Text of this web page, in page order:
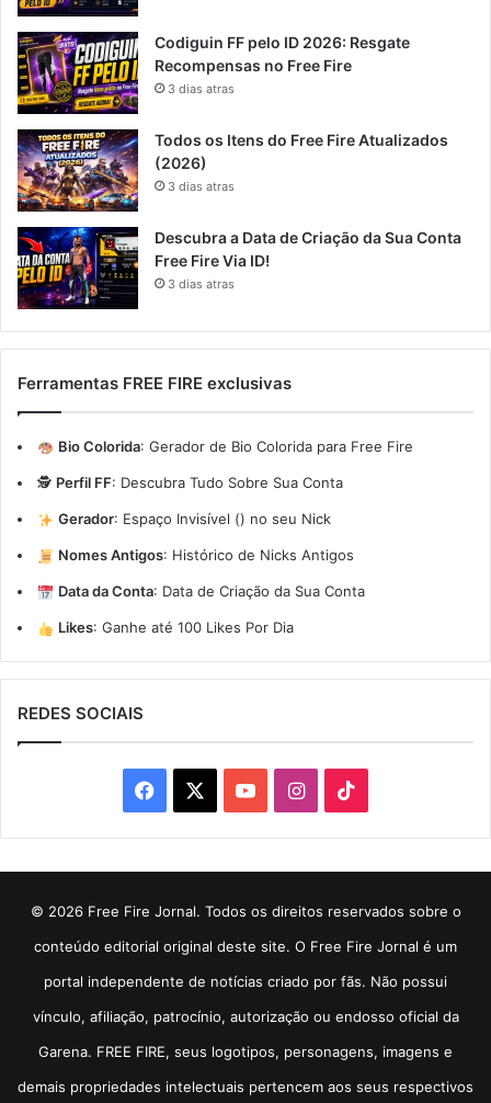
Codiguin FF pelo ID 2026: Resgate
Recompensas no Free Fire
3 dias atras
Todos os Itens do Free Fire Atualizados
(2026)
3 dias atras
Descubra a Data de Criação da Sua Conta
Free Fire Via ID!
3 dias atras
Ferramentas FREE FIRE exclusivas
Bio Colorida: Gerador de Bio Colorida para Free Fire
🕵️ Perfil FF: Descubra Tudo Sobre Sua Conta
Gerador: Espaço Invisível (ㅤ) no seu Nick
Nomes Antigos: Histórico de Nicks Antigos
Data da Conta: Data de Criação da Sua Conta
Likes: Ganhe até 100 Likes Por Dia
REDES SOCIAIS
Facebook YouTubeInstagram
© 2026 Free Fire Jornal. Todos os direitos reservados sobre o
conteúdo editorial original deste site. O Free Fire Jornal é um
portal independente de notícias criado por fãs. Não possui
vínculo, afiliação, patrocínio, autorização ou endosso oficial da
Garena. FREE FIRE, seus logotipos, personagens, imagens e
demais propriedades intelectuais pertencem aos seus respectivos